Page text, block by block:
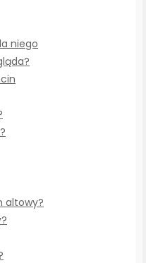
niego
altowy?